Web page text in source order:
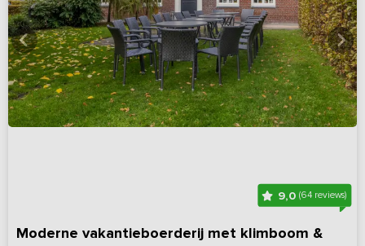
9,0 (64 reviews)
Moderne vakantieboerderij met klimboom &